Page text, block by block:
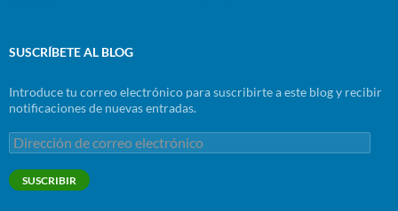
SUSCRÍBETE AL BLOG
Introduce tu correo electrónico para suscribirte a este blog y recibir
notificaciones de nuevas entradas.
Dirección
de
correo
electrónico
SUSCRIBIR